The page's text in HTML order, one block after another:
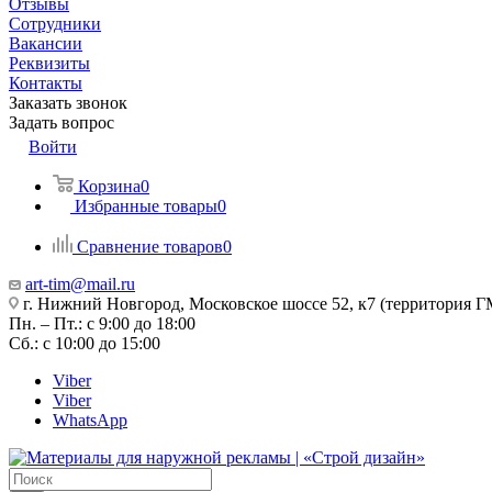
Отзывы
Сотрудники
Вакансии
Реквизиты
Контакты
Заказать звонок
Задать вопрос
Войти
Корзина0
Избранные товары0
Сравнение товаров0
art-tim@mail.ru
г. Нижний Новгород, Московское шоссе 52, к7 (территория
Пн. – Пт.: с 9:00 до 18:00
Сб.: с 10:00 до 15:00
Viber
Viber
WhatsApp